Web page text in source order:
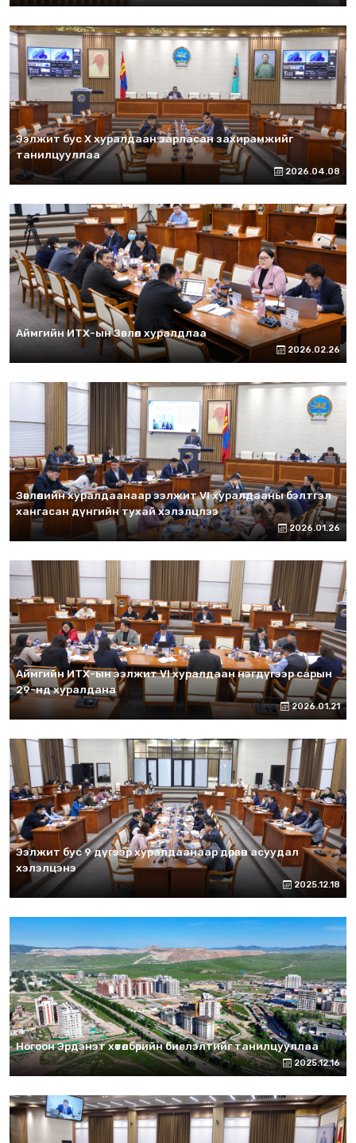
Ээлжит бус X хуралдаан зарласан захирамжийг
танилцууллаа
2026.04.08
Аймгийн ИТХ-ын Зөвлөл хуралдлаа
2026.02.26
Зөвлөлийн хуралдаанаар ээлжит VI хуралдааны бэлтгэл
хангасан дүнгийн тухай хэлэлцлээ
2026.01.26
Аймгийн ИТХ-ын ээлжит VI хуралдаан нэгдүгээр сарын
29-нд хуралдана
2026.01.21
Ээлжит бус 9 дүгээр хуралдаанаар дөрвөн асуудал
хэлэлцэнэ
2025.12.18
Ногоон Эрдэнэт хөтөлбөрийн биелэлтийг танилцууллаа
2025.12.16